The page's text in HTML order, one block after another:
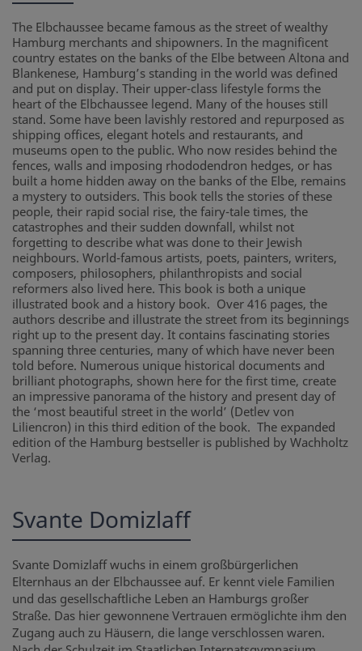
The Elbchaussee became famous as the street of wealthy
Hamburg merchants and shipowners. In the magnificent
country estates on the banks of the Elbe between Altona and
Blankenese, Hamburg’s standing in the world was defined
and put on display. Their upper-class lifestyle forms the
heart of the Elbchaussee legend. Many of the houses still
stand. Some have been lavishly restored and repurposed as
shipping offices, elegant hotels and restaurants, and
museums open to the public. Who now resides behind the
fences, walls and imposing rhododendron hedges, or has
built a home hidden away on the banks of the Elbe, remains
a mystery to outsiders. This book tells the stories of these
people, their rapid social rise, the fairy-tale times, the
catastrophes and their sudden downfall, whilst not
forgetting to describe what was done to their Jewish
neighbours. World-famous artists, poets, painters, writers,
composers, philosophers, philanthropists and social
reformers also lived here. This book is both a unique
illustrated book and a history book. Over 416 pages, the
authors describe and illustrate the street from its beginnings
right up to the present day. It contains fascinating stories
spanning three centuries, many of which have never been
told before. Numerous unique historical documents and
brilliant photographs, shown here for the first time, create
an impressive panorama of the history and present day of
the ‘most beautiful street in the world’ (Detlev von
Liliencron) in this third edition of the book. The expanded
edition of the Hamburg bestseller is published by Wachholtz
Verlag.
Svante Domizlaff
Svante Domizlaff wuchs in einem großbürgerlichen
Elternhaus an der Elbchaussee auf. Er kennt viele Familien
und das gesellschaftliche Leben an Hamburgs großer
Straße. Das hier gewonnene Vertrauen ermöglichte ihm den
Zugang auch zu Häusern, die lange verschlossen waren.